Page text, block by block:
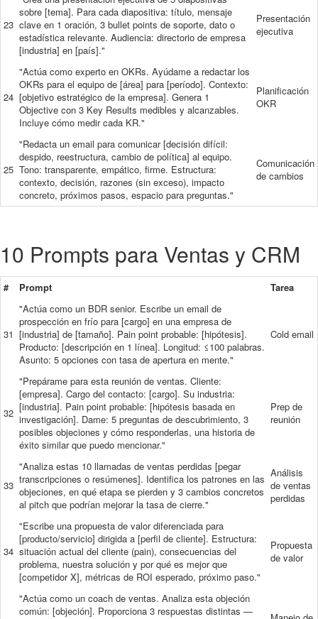
23
sobre [tema]. Para cada diapositiva: título, mensaje
clave en 1 oración, 3 bullet points de soporte, dato o
estadística relevante. Audiencia: directorio de empresa
[industria] en [país]."
Presentación
ejecutiva
24
"Actúa como experto en OKRs. Ayúdame a redactar los
OKRs para el equipo de [área] para [período]. Contexto:
[objetivo estratégico de la empresa]. Genera 1
Objective con 3 Key Results medibles y alcanzables.
Incluye cómo medir cada KR."
Planificación
OKR
25
"Redacta un email para comunicar [decisión difícil:
despido, reestructura, cambio de política] al equipo.
Tono: transparente, empático, firme. Estructura:
contexto, decisión, razones (sin exceso), impacto
concreto, próximos pasos, espacio para preguntas."
Comunicación
de cambios
10 Prompts para Ventas y CRM
# Prompt Tarea
31
"Actúa como un BDR senior. Escribe un email de
prospección en frío para [cargo] en una empresa de
[industria] de [tamaño]. Pain point probable: [hipótesis].
Producto: [descripción en 1 línea]. Longitud: ≤100 palabras.
Asunto: 5 opciones con tasa de apertura en mente."
Cold email
32
"Prepárame para esta reunión de ventas. Cliente:
[empresa]. Cargo del contacto: [cargo]. Su industria:
[industria]. Pain point probable: [hipótesis basada en
investigación]. Dame: 5 preguntas de descubrimiento, 3
posibles objeciones y cómo responderlas, una historia de
éxito similar que puedo mencionar."
Prep de
reunión
33
"Analiza estas 10 llamadas de ventas perdidas [pegar
transcripciones o resúmenes]. Identifica los patrones en las
objeciones, en qué etapa se pierden y 3 cambios concretos
al pitch que podrían mejorar la tasa de cierre."
Análisis
de ventas
perdidas
34
"Escribe una propuesta de valor diferenciada para
[producto/servicio] dirigida a [perfil de cliente]. Estructura:
situación actual del cliente (pain), consecuencias del
problema, nuestra solución y por qué es mejor que
[competidor X], métricas de ROI esperado, próximo paso."
Propuesta
de valor
"Actúa como un coach de ventas. Analiza esta objeción
común: [objeción]. Proporciona 3 respuestas distintas —